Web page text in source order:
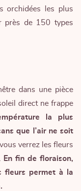
orchidées les plus
près de 150 types
dans une pièce
direct ne frappe
la plus
que l’air ne soit
verrez les fleurs
En fin de floraison,
fleurs permet à la